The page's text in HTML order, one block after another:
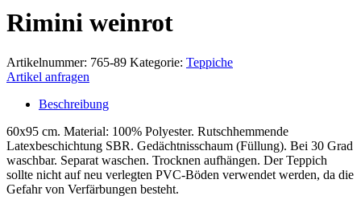
Rimini weinrot
Artikelnummer: 765-89 Kategorie: Teppiche
Artikel anfragen
Beschreibung
60x95 cm. Material: 100% Polyester. Rutschhemmende
Latexbeschichtung SBR. Gedächtnisschaum (Füllung). Bei 30 Grad
waschbar. Separat waschen. Trocknen aufhängen. Der Teppich
sollte nicht auf neu verlegten PVC-Böden verwendet werden, da die
Gefahr von Verfärbungen besteht.